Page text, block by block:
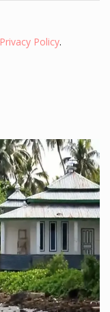
Privacy Policy.